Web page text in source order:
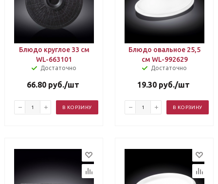
Блюдо круглое 33 см
WL-663101
Достаточно
66.80 руб./шт
В КОРЗИНУ
Блюдо овальное 25,5
см WL-992629
Достаточно
19.30 руб./шт
В КОРЗИНУ